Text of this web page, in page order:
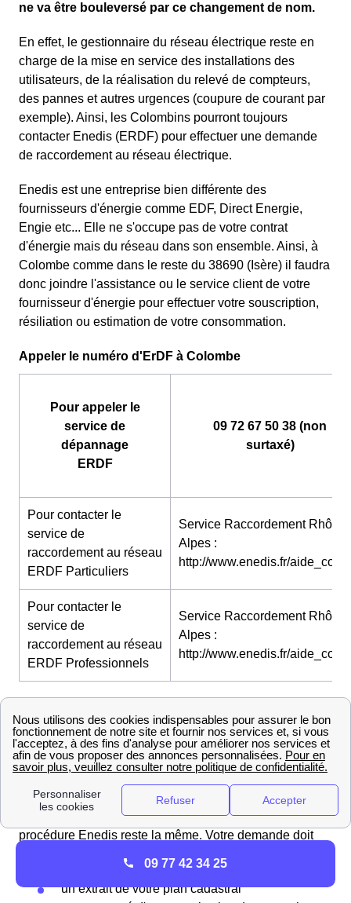
ne va être bouleversé par ce changement de nom.
En effet, le gestionnaire du réseau électrique reste en
charge de la mise en service des installations des
utilisateurs, de la réalisation du relevé de compteurs,
des pannes et autres urgences (coupure de courant par
exemple). Ainsi, les Colombins pourront toujours
contacter Enedis (ERDF) pour effectuer une demande
de raccordement au réseau électrique.
Enedis est une entreprise bien différente des
fournisseurs d'énergie comme EDF, Direct Energie,
Engie etc... Elle ne s'occupe pas de votre contrat
d'énergie mais du réseau dans son ensemble. Ainsi, à
Colombe comme dans le reste du 38690 (Isère) il faudra
donc joindre l'assistance ou le service client de votre
fournisseur d'énergie pour effectuer votre souscription,
résiliation ou estimation de votre consommation.
Appeler le numéro d'ErDF à Colombe
Pour appeler le
service de
dépannage
ERDF
09 72 67 50 38 (non
surtaxé)
Pour contacter le
service de
raccordement au réseau
ERDF Particuliers
Service Raccordement Rhône-
Alpes :
http://www.enedis.fr/
Pour contacter le
service de
raccordement au réseau
ERDF Professionnels
Service Raccordement Rhône-
Alpes :
http://www.enedis.fr/
pouvez consulter notre page dédié àEnedis
(anciennement ErDF).
Le raccordement à Colombe
Raccorder sa nouvelle maison à Colombe avec ErDF
Pour un raccordement ErDF d'une maison neuve la
procédure Enedis reste la même. Votre demande doit
un extrait de votre plan cadastral
09 77 42 34 25